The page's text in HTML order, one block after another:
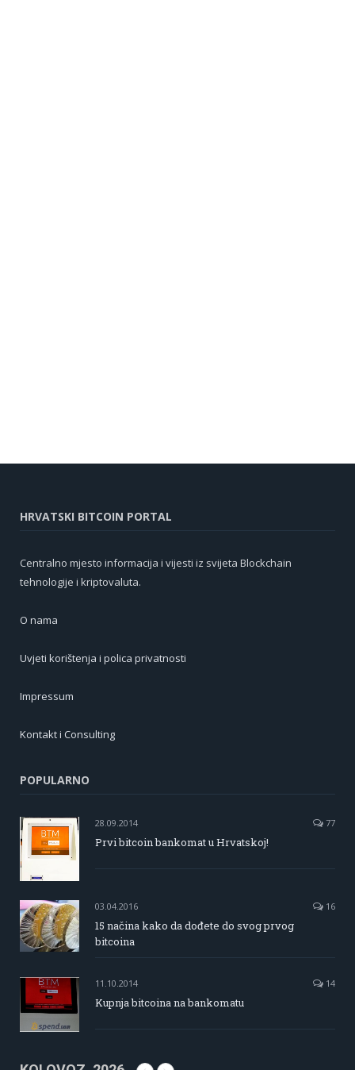
HRVATSKI BITCOIN PORTAL
Centralno mjesto informacija i vijesti iz svijeta Blockchain
tehnologije i kriptovaluta.
O nama
Uvjeti korištenja i polica privatnosti
Impressum
Kontakt i Consulting
POPULARNO
28.09.2014 77
Prvi bitcoin bankomat u Hrvatskoj!
03.04.2016 16
15 načina kako da dođete do svog prvog
bitcoina
11.10.2014 14
Kupnja bitcoina na bankomatu